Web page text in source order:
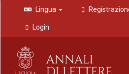
Navigazione
principale
Contenuto
principale
Barra
laterale
Lingua
Login